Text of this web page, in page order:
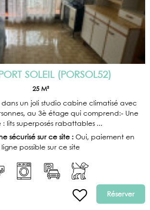
SOLEIL ( PORSOL52)
25 M²
dans un joli studio cabine climatisé avec
au 3è étage qui comprend:- Une
: lits superposés rabattables ...
sécurisé sur ce site : Oui, paiement en
ligne possible sur ce site
Réserver